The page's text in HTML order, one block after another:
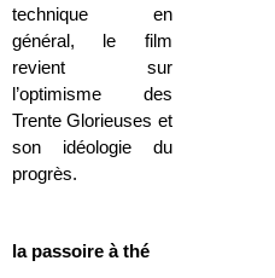
technique en
général, le film
revient sur
l’optimisme des
Trente Glorieuses et
son idéologie du
progrès.
la passoire à thé